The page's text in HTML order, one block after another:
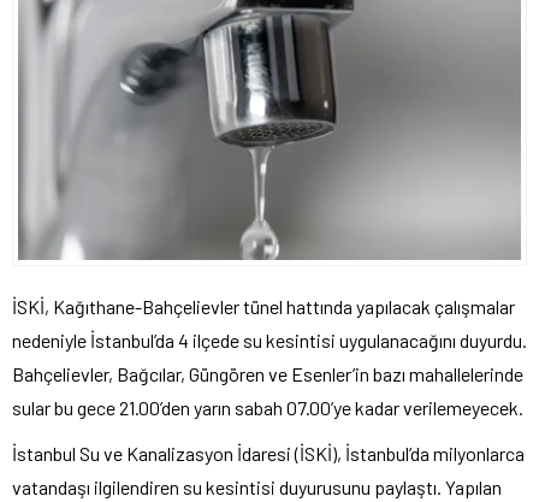
İSKİ, Kağıthane-Bahçelievler tünel hattında yapılacak çalışmalar
nedeniyle İstanbul’da 4 ilçede su kesintisi uygulanacağını duyurdu.
Bahçelievler, Bağcılar, Güngören ve Esenler’in bazı mahallelerinde
sular bu gece 21.00’den yarın sabah 07.00’ye kadar verilemeyecek.
İstanbul Su ve Kanalizasyon İdaresi (İSKİ), İstanbul’da milyonlarca
vatandaşı ilgilendiren su kesintisi duyurusunu paylaştı. Yapılan